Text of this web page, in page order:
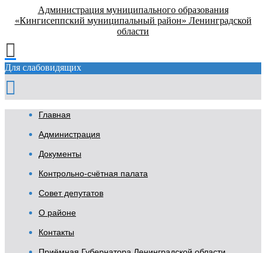
Администрация муниципального образования
«Кингисеппский муниципальный район» Ленинградской
области
Для слабовидящих
Главная
Администрация
Документы
Контрольно-счётная палата
Совет депутатов
О районе
Контакты